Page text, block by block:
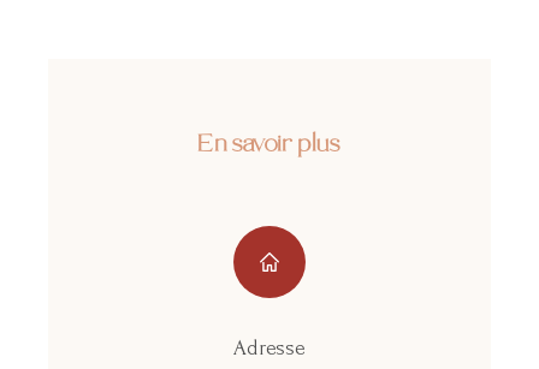
En savoir plus
Adresse